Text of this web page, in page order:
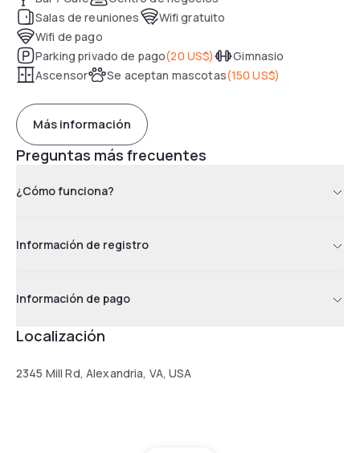
Salas de reuniones
Wifi gratuito
Wifi de pago
Parking privado de pago(20 US$)
Gimnasio
Ascensor
Se aceptan mascotas(150 US$)
Más información
Preguntas más frecuentes
¿Cómo funciona?
Información de registro
Información de pago
Localización
2345 Mill Rd, Alexandria, VA, USA